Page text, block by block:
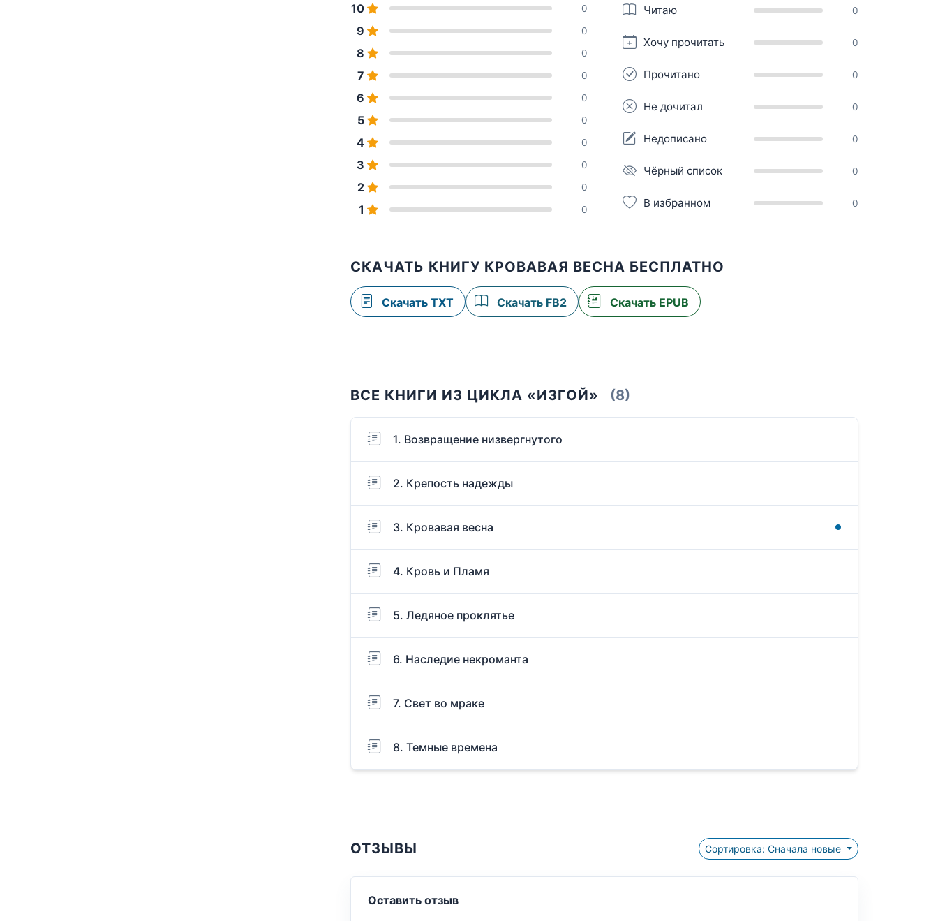
10 0
9 0
8 0
7 0
6 0
5 0
4 0
3 0
2 0
1 0
Читаю 0
Хочу прочитать 0
Прочитано 0
Не дочитал 0
Недописано 0
Чёрный список 0
В избранном 0
СКАЧАТЬ КНИГУ КРОВАВАЯ ВЕСНА БЕСПЛАТНО
Скачать TXT Скачать FB2 Скачать EPUB
ВСЕ КНИГИ ИЗ ЦИКЛА «ИЗГОЙ» (8)
1. Возвращение низвергнутого
2. Крепость надежды
3. Кровавая весна
4. Кровь и Пламя
5. Ледяное проклятье
6. Наследие некроманта
7. Свет во мраке
8. Темные времена
ОТЗЫВЫ Сортировка: Сначала новые
Оставить отзыв